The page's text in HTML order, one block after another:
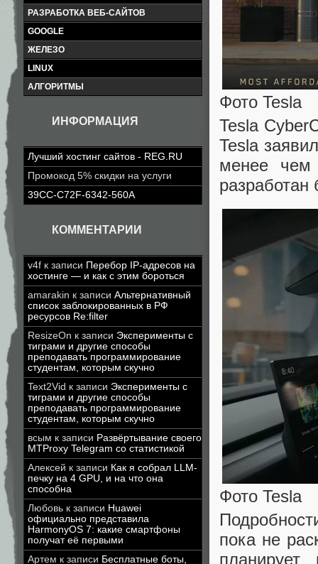
РАЗРАБОТКА ВЕБ-САЙТОВ
GOOGLE
ЖЕЛЕЗО
LINUX
АЛГОРИТМЫ
ИНФОРМАЦИЯ
Лучший хостинг сайтов - REG.RU
Промокод 5% скидки на услуги
39CC-C72F-6342-560A
КОММЕНТАРИИ
v4f к записи Перебор IP-адресов на
хостинге — и как с этим бороться
amarakin к записи Альтернативный
список заблокированных в РФ
ресурсов Re:filter
ResizeOn к записи Эксперименты с
тиграми и другие способы
преподавать программирование
студентам, которым скучно
Text2Vid к записи Эксперименты с
тиграми и другие способы
преподавать программирование
студентам, которым скучно
всым к записи Развёртывание своего
MTProxy Telegram со статистикой
Алексей к записи Как я собрал LLM-
печку на 4 GPU, и на что она
способна
Любовь к записи Huawei
официально представила
HarmonyOS 7: какие смартфоны
получат её первыми
Артем к записи Бесплатные боты,
Фото Tesla
Tesla
Tesla
менее чем
разработан
Фото Tesla
пока не